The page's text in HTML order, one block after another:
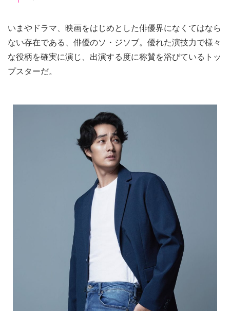
いまやドラマ、映画をはじめとした俳優界になくてはなら
ない存在である、俳優のソ・ジソブ。優れた演技力で様々
な役柄を確実に演じ、出演する度に称賛を浴びているトッ
プスターだ。